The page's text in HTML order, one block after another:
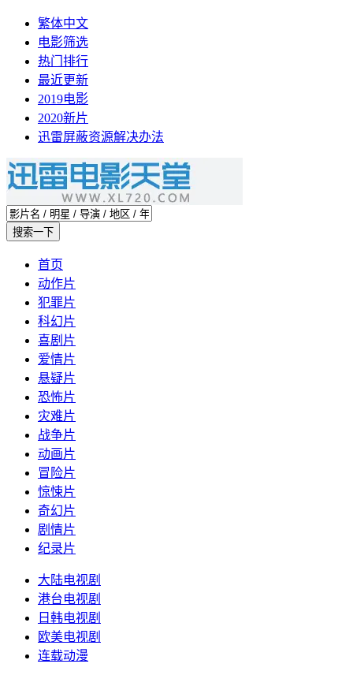
繁体中文
电影筛选
热门排行
最近更新
2019电影
2020新片
迅雷屏蔽资源解决办法
首页
动作片
犯罪片
科幻片
喜剧片
爱情片
悬疑片
恐怖片
灾难片
战争片
动画片
冒险片
惊悚片
奇幻片
剧情片
纪录片
大陆电视剧
港台电视剧
日韩电视剧
欧美电视剧
连载动漫